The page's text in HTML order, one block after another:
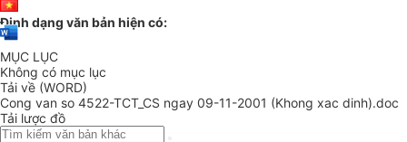
Định dạng văn bản hiện có:
MỤC LỤC
Không có mục lục
Tải về (WORD)
Cong van so 4522-TCT_CS ngay 09-11-2001 (Khong xac dinh).doc
Tải lược đồ